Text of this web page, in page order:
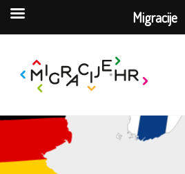
Migracije